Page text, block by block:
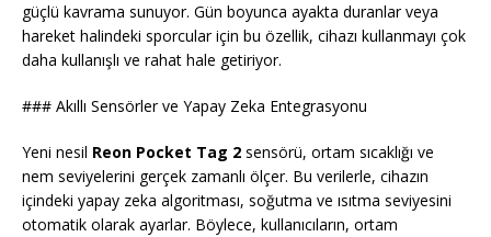
güçlü kavrama sunuyor. Gün boyunca ayakta duranlar veya
hareket halindeki sporcular için bu özellik, cihazı kullanmayı çok
daha kullanışlı ve rahat hale getiriyor.
### Akıllı Sensörler ve Yapay Zeka Entegrasyonu
Yeni nesil Reon Pocket Tag 2 sensörü, ortam sıcaklığı ve
nem seviyelerini gerçek zamanlı ölçer. Bu verilerle, cihazın
içindeki yapay zeka algoritması, soğutma ve ısıtma seviyesini
otomatik olarak ayarlar. Böylece, kullanıcıların, ortam